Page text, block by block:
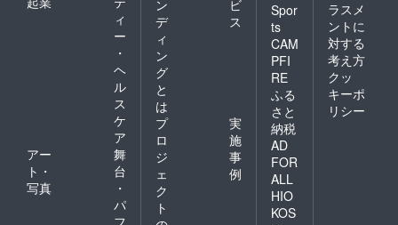
ィ
ー
・
ヘ
ル
ス
ケ
ア
アー
ト・
写真
舞
台
・
パ
フ
ン
デ
ィ
ン
グ
と
は
ビ
ス
プ
ロ
ジ
ェ
ク
ト
実
施
事
例
Spor
ts
CAM
PFI
RE
ふる
さと
納税
AD
FOR
ALL
HIO
KOS
ラスメ
ントに
対する
考え方
クッ
キーポ
リシー